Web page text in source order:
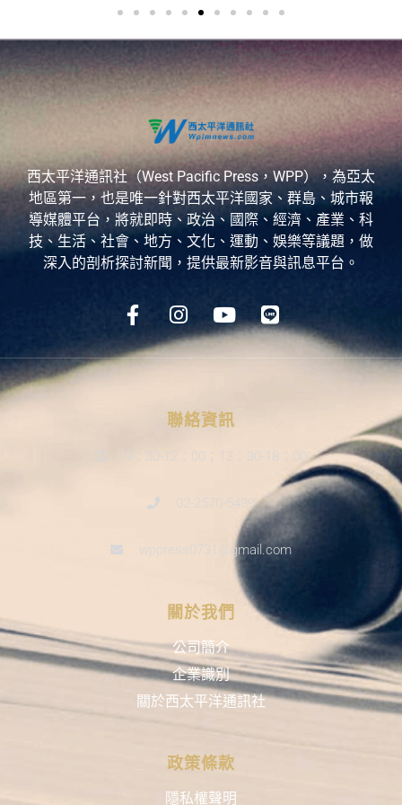
西太平洋通訊社（West Pacific Press，WPP），為亞太
地區第一，也是唯一針對西太平洋國家、群島、城市報
導媒體平台，將就即時、政治、國際、經濟、產業、科
技、生活、社會、地方、文化、運動、娛樂等議題，做
深入的剖析探討新聞，提供最新影音與訊息平台。
聯絡資訊
9：30-12：00；13：30-18：00
02-2570-5439
wppress0731@gmail.com
關於我們
公司簡介
企業識別
關於西太平洋通訊社
政策條款
隱私權聲明